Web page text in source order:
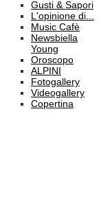
Gusti & Sapori
L'opinione di...
Music Cafè
Newsbiella
Young
Oroscopo
ALPINI
Fotogallery
Videogallery
Copertina